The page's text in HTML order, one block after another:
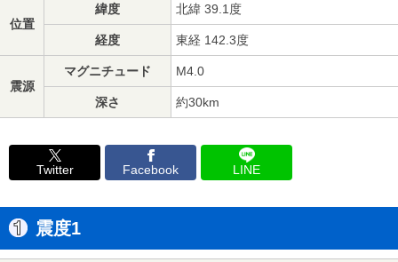
位置
緯度 北緯 39.1度
経度 東経 142.3度
震源
マグニチュード M4.0
深さ 約30km
Twitter Facebook LINE
震度1